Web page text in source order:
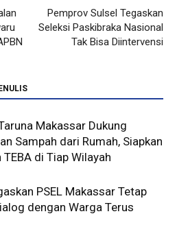
Pemprov Sulsel Tegaskan
Seleksi Paskibraka Nasional
Tak Bisa Diintervensi
Makassar Dukung
Sampah dari Rumah, Siapkan
TEBA di Tiap Wilayah
PSEL Makassar Tetap
dengan Warga Terus